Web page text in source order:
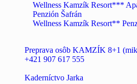
Wellness Kamzík Resort***
Penzión Šafrán
Wellness Kamzík Resort**
Preprava osôb KAMZÍK 8+1
+421 907 617 555
Kaderníctvo Jarka